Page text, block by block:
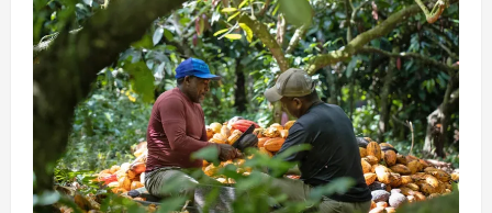
v
i
r
o
n
m
e
n
t
a
l
I
n
r
p
l
u
s
s
u
r
C
e
n
t
r